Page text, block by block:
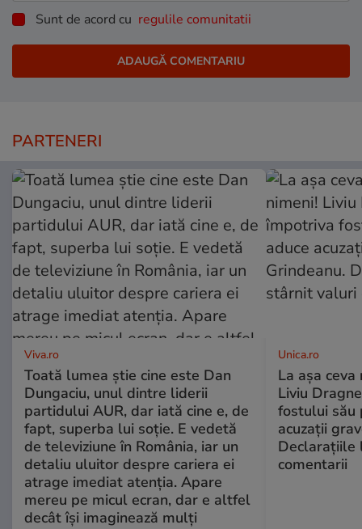
Sunt de acord cu regulile comunitatii
PARTENERI
Viva.ro
Toată lumea știe cine este Dan
Dungaciu, unul dintre liderii
partidului AUR, dar iată cine e, de
fapt, superba lui soție. E vedetă
de televiziune în România, iar un
detaliu uluitor despre cariera ei
atrage imediat atenția. Apare
mereu pe micul ecran, dar e altfel
decât își imaginează mulți
Unica.ro
La așa
Liviu
fostului său
acuzații
Declarațiile
comentarii